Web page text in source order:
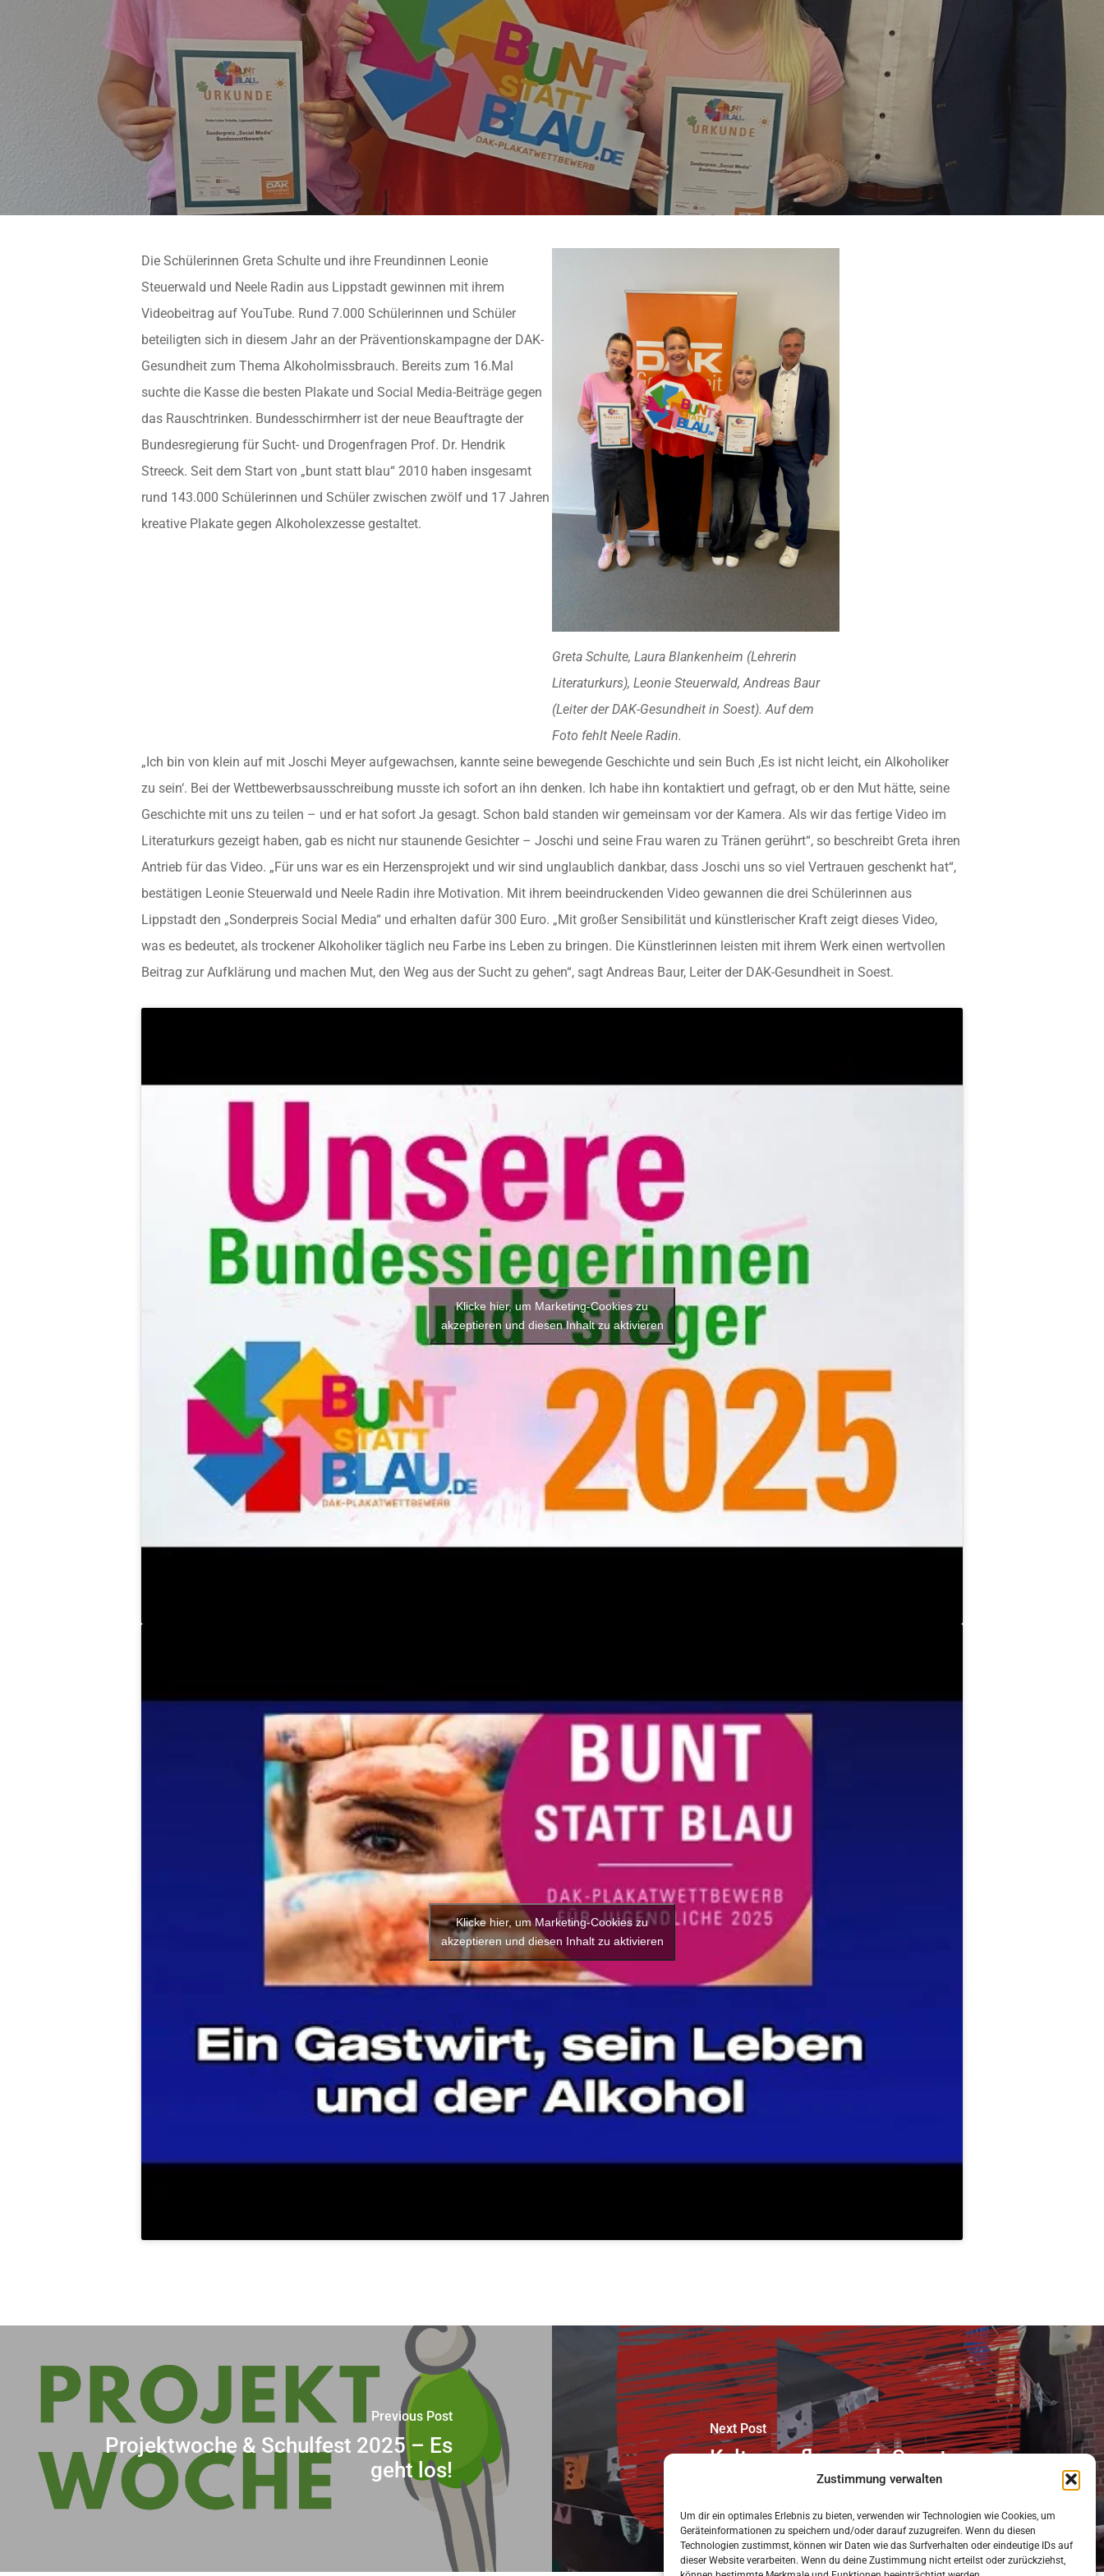
Zustimmung verwalten
Um dir ein optimales Erlebnis zu bieten, verwenden wir Technologien wie Cookies, um
Geräteinformationen zu speichern und/oder darauf zuzugreifen. Wenn du diesen
Technologien zustimmst, können wir Daten wie das Surfverhalten oder eindeutige IDs auf
dieser Website verarbeiten. Wenn du deine Zustimmung nicht erteilst oder zurückziehst,
Die Schülerinnen Greta Schulte und ihre Freundinnen Leonie
Steuerwald und Neele Radin aus Lippstadt gewinnen mit ihrem
Videobeitrag auf YouTube. Rund 7.000 Schülerinnen und Schüler
beteiligten sich in diesem Jahr an der Präventionskampagne der DAK-
Gesundheit zum Thema Alkoholmissbrauch. Bereits zum 16.Mal
suchte die Kasse die besten Plakate und Social Media-Beiträge gegen
das Rauschtrinken. Bundesschirmherr ist der neue Beauftragte der
Bundesregierung für Sucht- und Drogenfragen Prof. Dr. Hendrik
Streeck. Seit dem Start von „bunt statt blau“ 2010 haben insgesamt
rund 143.000 Schülerinnen und Schüler zwischen zwölf und 17 Jahren
kreative Plakate gegen Alkoholexzesse gestaltet.
Greta Schulte, Laura Blankenheim (Lehrerin
Literaturkurs), Leonie Steuerwald, Andreas Baur
(Leiter der DAK-Gesundheit in Soest). Auf dem
Foto fehlt Neele Radin.
„Ich bin von klein auf mit Joschi Meyer aufgewachsen, kannte seine bewegende Geschichte und sein Buch ,Es ist nicht leicht, ein Alkoholiker
zu sein‘. Bei der Wettbewerbsausschreibung musste ich sofort an ihn denken. Ich habe ihn kontaktiert und gefragt, ob er den Mut hätte, seine
Geschichte mit uns zu teilen – und er hat sofort Ja gesagt. Schon bald standen wir gemeinsam vor der Kamera. Als wir das fertige Video im
Literaturkurs gezeigt haben, gab es nicht nur staunende Gesichter – Joschi und seine Frau waren zu Tränen gerührt“, so beschreibt Greta ihren
Antrieb für das Video. „Für uns war es ein Herzensprojekt und wir sind unglaublich dankbar, dass Joschi uns so viel Vertrauen geschenkt hat“,
bestätigen Leonie Steuerwald und Neele Radin ihre Motivation. Mit ihrem beeindruckenden Video gewannen die drei Schülerinnen aus
Lippstadt den „Sonderpreis Social Media“ und erhalten dafür 300 Euro. „Mit großer Sensibilität und künstlerischer Kraft zeigt dieses Video,
was es bedeutet, als trockener Alkoholiker täglich neu Farbe ins Leben zu bringen. Die Künstlerinnen leisten mit ihrem Werk einen wertvollen
Beitrag zur Aufklärung und machen Mut, den Weg aus der Sucht zu gehen“, sagt Andreas Baur, Leiter der DAK-Gesundheit in Soest.
Klicke hier, um Marketing-Cookies zu
akzeptieren und diesen Inhalt zu aktivieren
Klicke hier, um Marketing-Cookies zu
akzeptieren und diesen Inhalt zu aktivieren
Previous Post
Projektwoche & Schulfest 2025 – Es
geht los!
Next Post
Kulturausflug nach Soest